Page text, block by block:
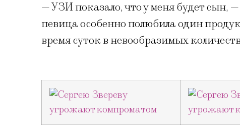
— УЗИ показало, что у меня будет сын,
певица особенно полюбила один
время суток в невообразимых